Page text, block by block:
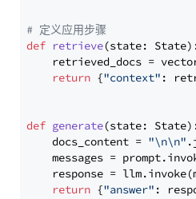
# 定义应用步骤
def retrieve(state: State
retrieved_docs =
return {"context" :
def generate(state: State
    docs_content =
"\n\n"
messages =
response =
return {"answer" :